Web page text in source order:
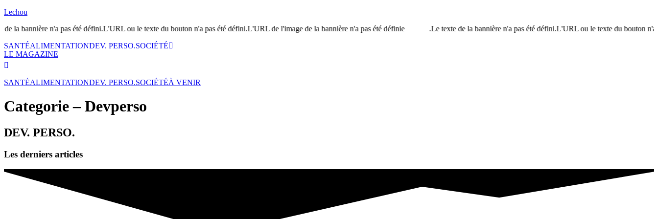
Lechou
la bannière n'a pas été défini.L'URL ou le texte du bouton n'a pas été défini.L'URL de l'image de la bannière n'a pas été définie.
Le texte de la bannière n'a pas été défini.L'URL ou le texte du bouton n'a
SANTÉALIMENTATIONDEV. PERSO.SOCIÉTÉ
LE MAGAZINE
SANTÉALIMENTATIONDEV. PERSO.SOCIÉTÉÀ VENIR
Categorie – Devperso
DEV. PERSO.
Les derniers articles